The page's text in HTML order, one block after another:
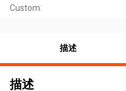
Custom:
描述
描述